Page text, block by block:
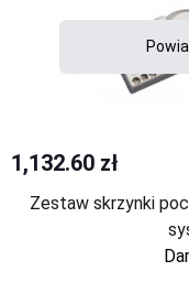
1,132.60 zł
Zestaw skrzynki